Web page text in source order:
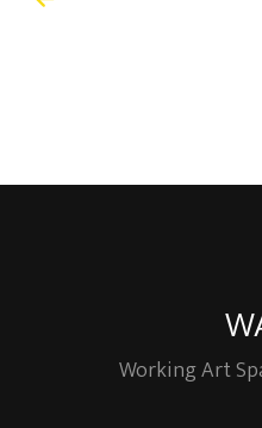
Working Art